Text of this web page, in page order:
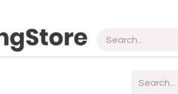
Contact us